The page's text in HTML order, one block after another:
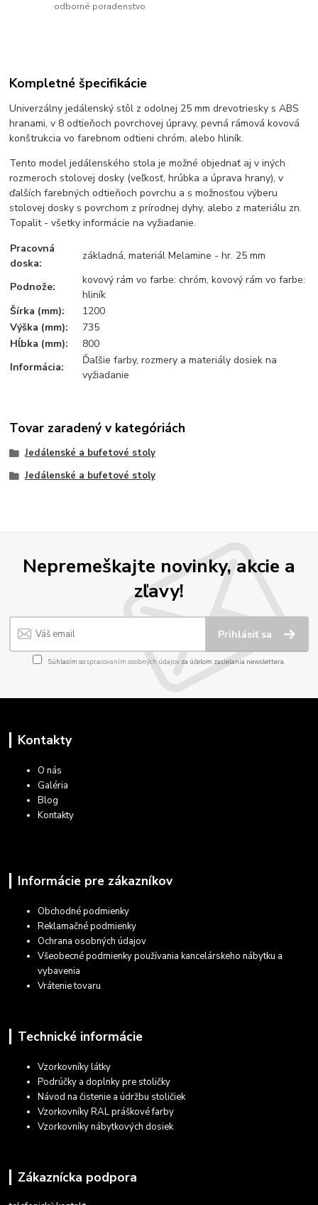
odborné poradenstvo
Kompletné špecifikácie
Univerzálny jedálenský stôl z odolnej 25 mm drevotriesky s ABS
hranami, v 8 odtieňoch povrchovej úpravy, pevná rámová kovová
konštrukcia vo farebnom odtieni chróm, alebo hliník.
Tento model jedálenského stola je možné objednať aj v iných
rozmeroch stolovej dosky (veľkosť, hrúbka a úprava hrany), v
ďalších farebných odtieňoch povrchu a s možnosťou výberu
stolovej dosky s povrchom z prírodnej dyhy, alebo z materiálu zn.
Topalit - všetky informácie na vyžiadanie.
Pracovná
doska:
základná, materiál Melamine - hr. 25 mm
Podnože:
kovový rám vo farbe: chróm, kovový rám vo farbe:
hliník
Šírka (mm):
1200
Výška (mm):
735
Hĺbka (mm):
800
Informácia:
Ďaľšie farby, rozmery a materiály dosiek na
vyžiadanie
Tovar zaradený v kategóriách
Jedálenské a bufetové stoly
Jedálenské a bufetové stoly
Nepremeškajte novinky, akcie a
zľavy!
Prihlásiť sa
Súhlasím sospracovaním osobných údajov za účelom zasielania newslettera.
Kontakty
O nás
Galéria
Blog
Kontakty
Informácie pre zákazníkov
Obchodné podmienky
Reklamačné podmienky
Ochrana osobných údajov
Všeobecné podmienky používania kancelárskeho nábytku a
vybavenia
Vrátenie tovaru
Technické informácie
Vzorkovníky látky
Podrúčky a doplnky pre stoličky
Návod na čistenie a údržbu stoličiek
Vzorkovníky RAL práškové farby
Vzorkovníky nábytkových dosiek
Zákaznícka podpora